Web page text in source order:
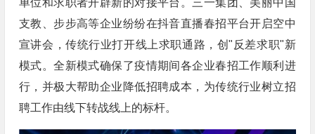
支教、步步高等企业纷纷在抖音直播春招平台开启空中
宣讲会，传统行业打开线上求职通路，创"反差求职"新
模式。全新模式确保了疫情期间各企业春招工作顺利进
行，并极大帮助企业降低招聘成本，为传统行业树立招
聘工作由线下转战线上的标杆。